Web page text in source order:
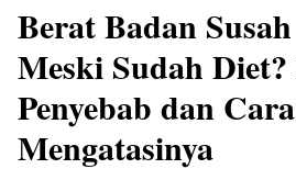
Berat Badan
Meski Sudah
Penyebab dan Cara
Mengatasinya